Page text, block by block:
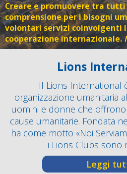
Creare e promuovere tra
comprensione per i bisogni
volontari servizi coinvolgenti
cooperazione internazionale.
Lions
Il Lions International
organizzazione umanitaria
uomini e donne che
cause umanitarie. Fondata
ha come motto «Noi
i Lions Clubs sono
Leggi